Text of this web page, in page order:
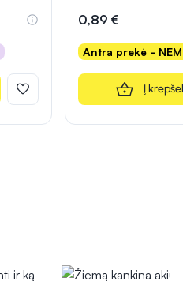
0,89 €
Antra prekė -
Į